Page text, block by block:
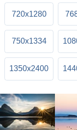
720x1280
750x1334
1350x2400